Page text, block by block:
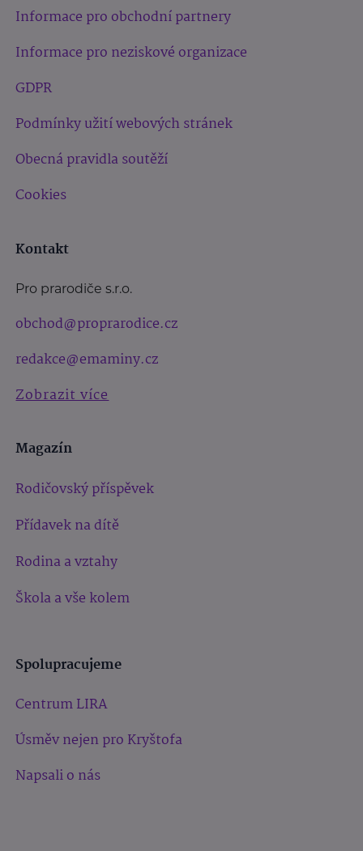
Informace pro obchodní partnery
Informace pro neziskové organizace
GDPR
Podmínky užití webových stránek
Obecná pravidla soutěží
Cookies
Kontakt
Pro prarodiče s.r.o.
obchod@proprarodice.cz
redakce@emaminy.cz
Zobrazit více
Magazín
Rodičovský příspěvek
Přídavek na dítě
Rodina a vztahy
Škola a vše kolem
Spolupracujeme
Centrum LIRA
Úsměv nejen pro Kryštofa
Napsali o nás